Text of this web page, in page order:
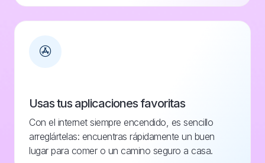
Usas tus aplicaciones favoritas
Con el internet siempre encendido, es sencillo
arreglártelas: encuentras rápidamente un buen
lugar para comer o un camino seguro a casa.